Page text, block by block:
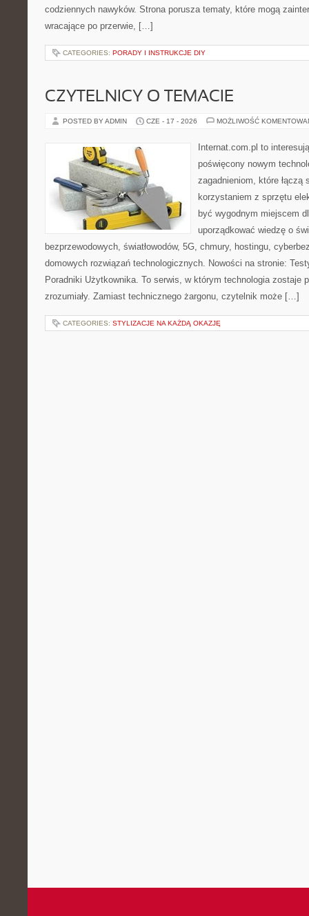
codziennych nawyków. Strona porusza tematy, które mogą
wracające po przerwie, […]
CATEGORIES: PORADY I INSTRUKCJE DIY
CZYTELNICY O TEMACIE
POSTED BY ADMIN CZE - 17 - 2026 MOŻLIWOŚĆ
Internat.com.pl to
poświęcony nowym
zagadnieniom, które łączą
korzystaniem z sprzętu
być wygodnym miejscem
uporządkować wiedzę o
bezprzewodowych, światłowodów, 5G, chmury, hostingu,
domowych rozwiązań technologicznych. Nowości na stronie:
Poradniki Użytkownika. To serwis, w którym technologia zostaje
zrozumiały. Zamiast technicznego żargonu, czytelnik może […]
CATEGORIES: STYLIZACJE NA KAŻDĄ OKAZJĘ